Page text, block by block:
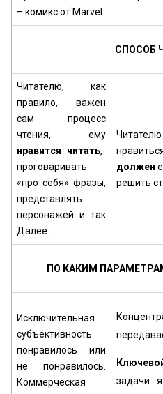
– комикс от Marvel.
СПОСОБ
Читателю, как
правило, важен
сам процесс
чтения, ему
нравится читать,
проговаривать
«про себя» фразы,
представлять
персонажей и так
Далее.
должен
решить
ПО КАКИМ
Исключительная
субъективность:
понравилось или
не понравилось.
Коммерческая
задачи